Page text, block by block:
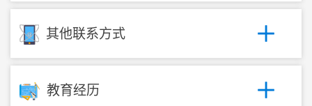
其他联系方式
教育经历